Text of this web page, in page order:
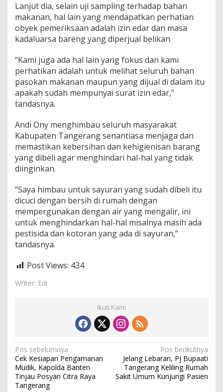
Lanjut dia, selain uji sampling terhadap bahan
makanan, hal lain yang mendapatkan perhatian
obyek pemeriksaan adalah izin edar dan masa
kadaluarsa bareng yang diperjual belikan.
“Kami juga ada hal lain yang fokus dan kami
perhatikan adalah untuk melihat seluruh bahan
pasokan makanan maupun yang dijual di dalam itu
apakah sudah mempunyai surat izin edar,”
tandasnya.
Andi Ony menghimbau seluruh masyarakat
Kabupaten Tangerang senantiasa menjaga dan
memastikan kebersihan dan kehigienisan barang
yang dibeli agar menghindari hal-hal yang tidak
diinginkan.
“Saya himbau untuk sayuran yang sudah dibeli itu
dicuci dengan bersih di rumah dengan
mempergunakan dengan air yang mengalir, ini
untuk menghindarkan hal-hal misalnya masih ada
pestisida dan kotoran yang ada di sayuran,”
tandasnya.
Post Views: 434
Writer: Edi
Ikuti Kami
N
a
v
Pos sebelumnya
Cek Kesiapan Pengamanan
Mudik, Kapolda Banten
Tinjau Posyan Citra Raya
Tangerang
Pos berikutnya
Jelang Lebaran, Pj Bupaati
Tangerang Keliling Rumah
Sakit Umum Kunjungi Pasien